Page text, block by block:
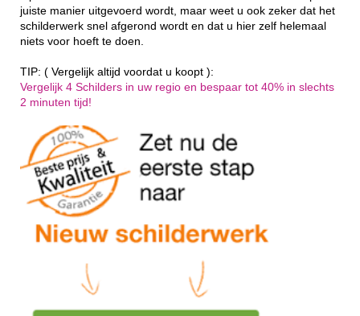
juiste manier uitgevoerd wordt, maar weet u ook zeker dat het
schilderwerk snel afgerond wordt en dat u hier zelf helemaal
niets voor hoeft te doen.
TIP: ( Vergelijk altijd voordat u koopt ):
Vergelijk 4 Schilders in uw regio en bespaar tot 40% in slechts
2 minuten tijd!